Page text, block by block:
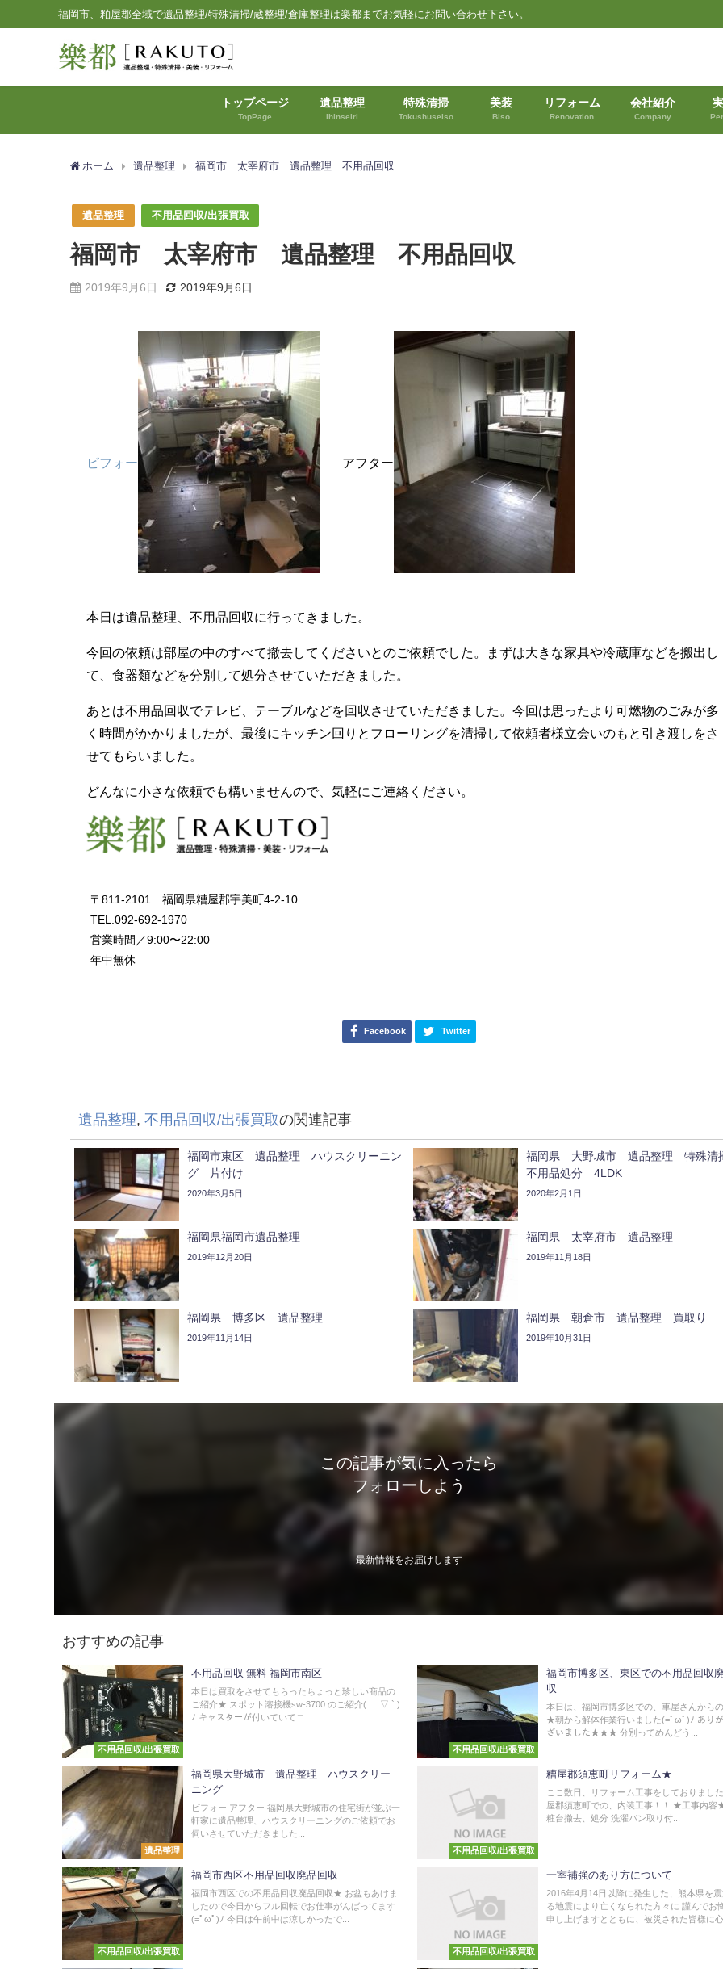
福岡市、粕屋郡全域で遺品整理/特殊清掃/蔵整理/倉庫整理は楽都までお気軽にお問い合わせ下さい。
トップページ
TopPage
遺品整理
Ihinseiri
特殊清掃
Tokushuseiso
美装
Biso
リフォーム
Renovation
会社紹介
Company
ホーム 遺品整理 福岡市 太宰府市 遺品整理 不用品回収
遺品整理 不用品回収/出張買取
福岡市 太宰府市 遺品整理 不用品回収
2019年9月6日 2019年9月6日
ビフォー アフター
本日は遺品整理、不用品回収に行ってきました。
今回の依頼は部屋の中のすべて撤去してくださいとのご依頼でした。まずは大きな家具や冷蔵庫などを搬出し
て、食器類などを分別して処分させていただきました。
あとは不用品回収でテレビ、テーブルなどを回収させていただきました。今回は思ったより可燃物のごみが多
く時間がかかりましたが、最後にキッチン回りとフローリングを清掃して依頼者様立会いのもと引き渡しをさ
せてもらいました。
どんなに小さな依頼でも構いませんので、気軽にご連絡ください。
〒811-2101 福岡県糟屋郡宇美町4-2-10
TEL.092-692-1970
営業時間／9:00〜22:00
年中無休
Facebook Twitter
遺品整理,不用品回収/出張買取の関連記事
福岡市東区 遺品整理 ハウスクリーニン
グ 片付け
2020年3月5日
福岡県 大野城市 遺品整理 特殊
不用品処分 4LDK
2020年2月1日
福岡県福岡市遺品整理
2019年12月20日
福岡県 太宰府市 遺品整理
2019年11月18日
福岡県 博多区 遺品整理
2019年11月14日
福岡県 朝倉市 遺品整理 買取り
2019年10月31日
この記事が気に入ったら
フォローしよう
最新情報をお届けします
おすすめの記事
不用品回収/出張買取
不用品回収 無料 福岡市南区
本日は買取をさせてもらったちょっと珍しい商品の
ご紹介★ スポット溶接機sw-3700 のご紹介( ´ ▽ ` )
ﾉ キャスターが付いていてコ...
不用品回収/出張買取
福岡市博多区、東区での不用品回収
収
本日は、福岡市博多区での、車屋さんから
★朝から解体作業行いました(=ﾟωﾟ)ﾉ あり
ざいました★★★ 分別ってめんどう...
遺品整理
福岡県大野城市 遺品整理 ハウスクリー
ニング
ビフォー アフター 福岡県大野城市の住宅街が並ぶ一
軒家に遺品整理、ハウスクリーニングのご依頼でお
伺いさせていただきました...
不用品回収/出張買取
糟屋郡須恵町リフォーム★
ここ数日、リフォーム工事をしておりまし
屋郡須恵町での、内装工事！！ ★工事内容
粧台撤去、処分 洗濯パン取り付...
不用品回収/出張買取
福岡市西区不用品回収廃品回収
福岡市西区での不用品回収廃品回収★ お盆もあけま
したので今日からフル回転でお仕事がんばってます
(=ﾟωﾟ)ﾉ 今日は午前中は涼しかったで...
不用品回収/出張買取
一室補強のあり方について
2016年4月14日以降に発生した、熊本県を
る地震により亡くなられた方々に 謹んでお
申し上げますとともに、被災された皆様に